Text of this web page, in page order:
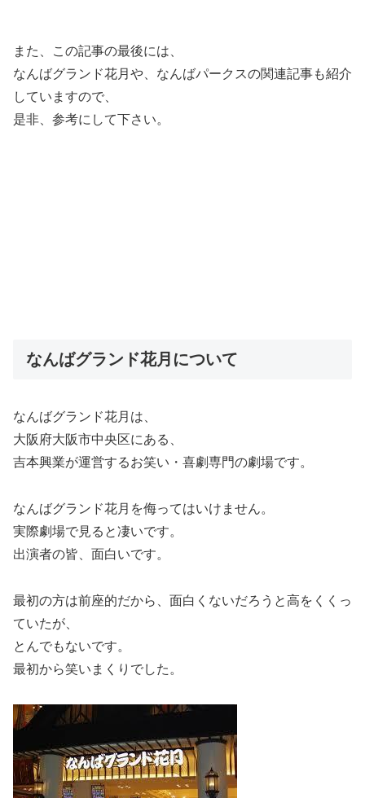
また、この記事の最後には、
なんばグランド花月や、なんばパークスの関連記事も紹介
していますので、
是非、参考にして下さい。
なんばグランド花月について
なんばグランド花月は、
大阪府大阪市中央区にある、
吉本興業が運営するお笑い・喜劇専門の劇場です。
なんばグランド花月を侮ってはいけません。
実際劇場で見ると凄いです。
出演者の皆、面白いです。
最初の方は前座的だから、面白くないだろうと高をくくっ
ていたが、
とんでもないです。
最初から笑いまくりでした。